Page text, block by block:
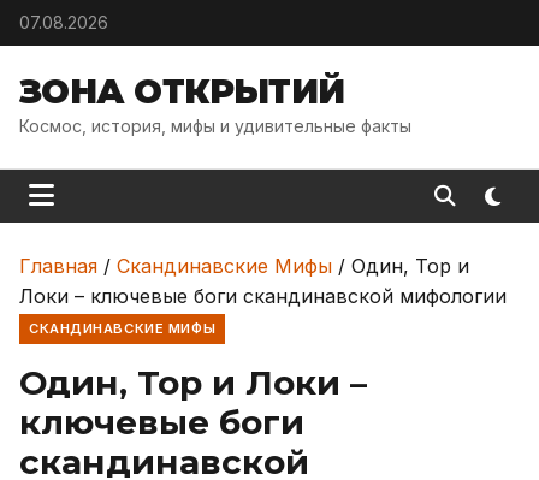
Skip to content
07.08.2026
ЗОНА ОТКРЫТИЙ
Космос, история, мифы и удивительные факты
Главная / Скандинавские Мифы / Один, Тор и
Локи – ключевые боги скандинавской мифологии
СКАНДИНАВСКИЕ МИФЫ
Один, Тор и Локи –
ключевые боги
скандинавской